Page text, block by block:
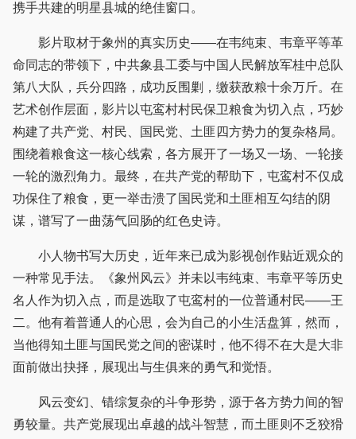
携手共建的明星县城的绝佳窗口。
影片取材于象州的真实历史——在韦纯束、韦章平等革
命同志的带领下，中共象县工委与中国人民解放军桂中总队
第八大队，兵分四路，成功反围剿，缴获敌粮十余万斤。在
艺术创作层面，影片以屯鸾村村民保卫粮食为切入点，巧妙
构建了共产党、村民、国民党、土匪四方势力的复杂格局。
围绕着粮食这一核心线索，各方展开了一场又一场、一轮接
一轮的激烈角力。最终，在共产党的帮助下，屯鸾村不仅成
功保住了粮食，更一举击溃了国民党和土匪相互勾结的阴
谋，谱写了一曲荡气回肠的红色史诗。
小人物书写大历史，近年来已成为影视创作贴近观众的
一种常见手法。《象州风云》并未以韦纯束、韦章平等历史
名人作为切入点，而是选取了屯鸾村的一位普通村民——王
二。他有着普通人的心思，会为自己的小生活盘算，然而，
当他得知土匪与国民党之间的密谋时，他不得不在大是大非
面前做出抉择，展现出与生俱来的勇气和觉悟。
风云变幻、错综复杂的斗争形势，源于各方势力间的智
勇较量。共产党展现出卓越的战斗智慧，而土匪则不乏狡猾